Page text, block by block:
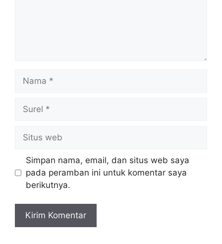
web
Simpan nama, email, dan situs web saya
pada peramban ini untuk komentar saya
berikutnya.